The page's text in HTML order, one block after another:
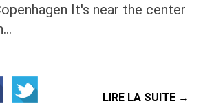
It's near the center
LIRE LA SUITE →